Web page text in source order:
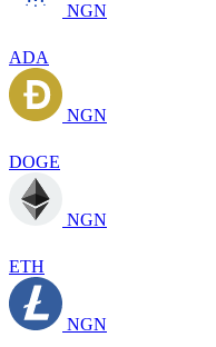
NGN
ADA
NGN
DOGE
NGN
ETH
NGN